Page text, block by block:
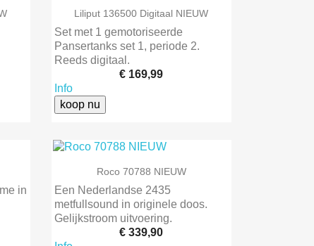
 Snel bekijken
Liliput 136500 Digitaal NIEUW
Set met 1 gemotoriseerde
Pansertanks set 1, periode 2.
Reeds digitaal.
€ 169,99
Info
koop nu
in
 Snel bekijken
Roco 70788 NIEUW
Een Nederlandse 2435
metfullsound in originele doos.
Gelijkstroom uitvoering.
€ 339,90